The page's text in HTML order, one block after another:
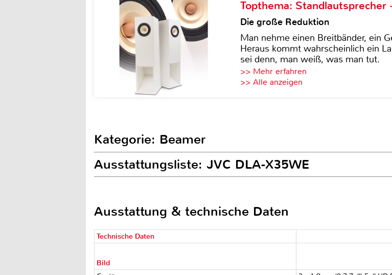
Topthema: Standlautsprecher
Die große Reduktion
Man nehme einen Breitbänder, ein
Heraus kommt wahrscheinlich ein
sei denn, man weiß, was man tut.
>> Mehr erfahren
>> Alle anzeigen
Kategorie: Beamer
Ausstattungsliste: JVC DLA-X35WE
Ausstattung & technische Daten
Technische Daten
Bild